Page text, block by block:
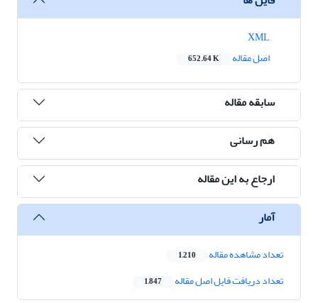
اصل مقاله
652.64 K
سابقه مقاله
هم رسانی
ارجاع به این مقاله
آمار
تعداد مشاهده مقاله 1,210
تعداد دریافت فایل اصل مقاله 1,847